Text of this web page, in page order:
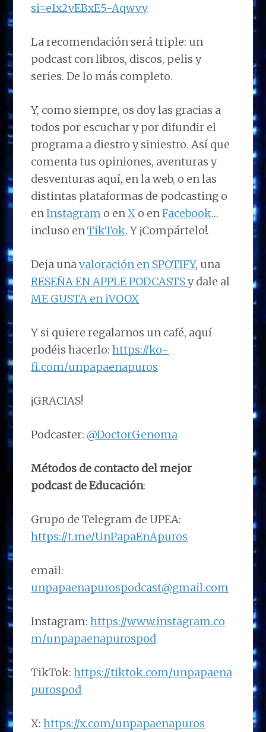
si=e1x2vEBxE5-Aqwvy
La recomendación será triple: un
podcast con libros, discos, pelis y
series. De lo más completo.
Y, como siempre, os doy las gracias a
todos por escuchar y por difundir el
programa a diestro y siniestro. Así que
comenta tus opiniones, aventuras y
desventuras aquí, en la web, o en las
distintas plataformas de podcasting o
enInstagram o enX o enFacebook…
incluso enTikTok. Y ¡Compártelo!.
Deja unavaloración en SPOTIFY, una
RESEÑA EN APPLE PODCASTSy dale al
ME GUSTA en iVOOX
Y si quiere regalarnos un café, aquí
podéis hacerlo:https://ko-
fi.com/unpapaenapuros
¡GRACIAS!
Podcaster: @DoctorGenoma
Métodos de contacto del mejor
podcast de Educación:
Grupo de Telegram de UPEA:
https://t.me/UnPapaEnApuros
email:
unpapaenapurospodcast@gmail.com
Instagram:https://www.instagram.co
m/unpapaenapurospod
TikTok:https://tiktok.com/unpapaena
purospod
X:https://x.com/unpapaenapuros